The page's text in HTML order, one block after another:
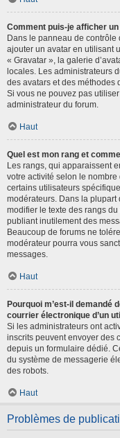
Comment puis-je afficher
Dans le panneau de contrôle
ajouter un avatar en utilisant
« Gravatar », la galerie
locales. Les administrateurs
des avatars et des méthodes
Si vous ne pouvez pas
administrateur du forum.
Haut
Quel est mon rang et
Les rangs, qui apparaissent
votre activité selon le
certains utilisateurs
modérateurs. Dans la plupart
modifier le texte des rangs
publiant inutilement des
Beaucoup de forums ne
modérateur pourra vous
messages.
Haut
Pourquoi m’est-il demandé
courrier électronique d’un
Si les administrateurs ont
inscrits peuvent envoyer des
depuis un formulaire dédié.
du système de messagerie
des robots.
Haut
Problèmes de